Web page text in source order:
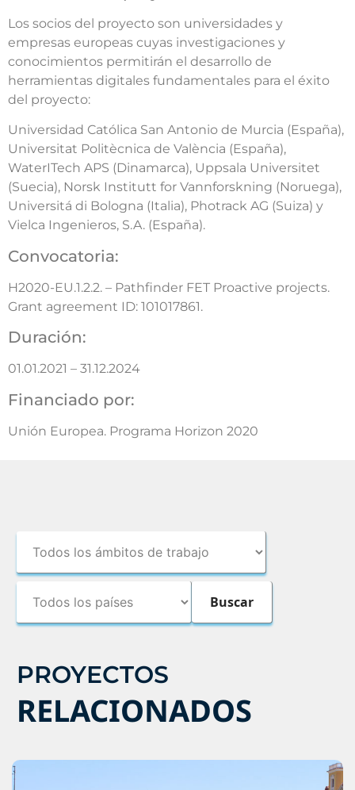
Los socios del proyecto son universidades y
empresas europeas cuyas investigaciones y
conocimientos permitirán el desarrollo de
herramientas digitales fundamentales para el éxito
del proyecto:
Universidad Católica San Antonio de Murcia (España),
Universitat Politècnica de València (España),
WaterITech APS (Dinamarca), Uppsala Universitet
(Suecia), Norsk Institutt for Vannforskning (Noruega),
Universitá di Bologna (Italia), Photrack AG (Suiza) y
Vielca Ingenieros, S.A. (España).
Convocatoria:
H2020-EU.1.2.2. – Pathfinder FET Proactive projects.
Grant agreement ID: 101017861.
Duración:
01.01.2021 – 31.12.2024
Financiado por:
Unión Europea. Programa Horizon 2020
PROYECTOS
RELACIONADOS